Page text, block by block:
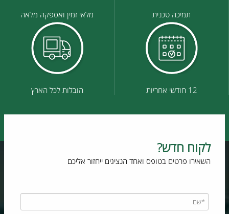
תמיכה טכנית מלאי זמין ואספקה מלאה
12 חודשי אחריות הובלות לכל הארץ
לקוח חדש?
השאירו פרטים בטופס ואחד הנציגים ייחזור אליכם